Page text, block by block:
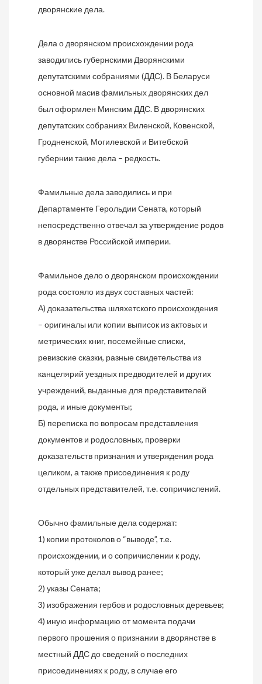
дворянские дела.
Дела о дворянском происхождении рода
заводились губернскими Дворянскими
депутатскими собраниями (ДДС). В Беларуси
основной масив фамильных дворянских дел
был оформлен Минским ДДС. В дворянских
депутатских собраниях Виленской, Ковенской,
Гродненской, Могилевской и Витебской
губернии такие дела – редкость.
Фамильные дела заводились и при
Департаменте Герольдии Сената, который
непосредственно отвечал за утверждение родов
в дворянстве Российской империи.
Фамильное дело о дворянском происхождении
рода состояло из двух составных частей:
А) доказательства шляхетского происхождения
– оригиналы или копии выписок из актовых и
метрических книг, посемейные списки,
ревизские сказки, разные свидетельства из
канцелярий уездных предводителей и других
учреждений, выданные для представителей
рода, и иные документы;
Б) переписка по вопросам представления
документов и родословных, проверки
доказательств признания и утверждения рода
целиком, а также присоединения к роду
отдельных представителей, т.е. сопричислений.
Обычно фамильные дела содержат:
1) копии протоколов о “выводе”, т.е.
происхождении, и о сопричислении к роду,
который уже делал вывод ранее;
2) указы Сената;
3) изображения гербов и родословных деревьев;
4) иную информацию от момента подачи
первого прошения о признании в дворянстве в
местный ДДС до сведений о последних
присоединениях к роду, в случае его